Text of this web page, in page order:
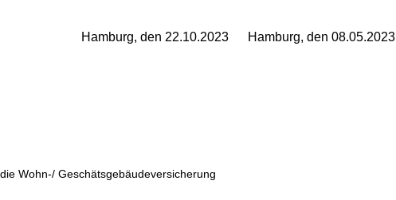
Hamburg, den 22.10.2023 Hamburg, den 08.05.2023
Wohn-/ Geschätsgebäudeversicherung